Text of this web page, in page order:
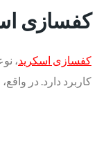
کفسازی
کفسازی اسکرید،
کاربرد دارد. در